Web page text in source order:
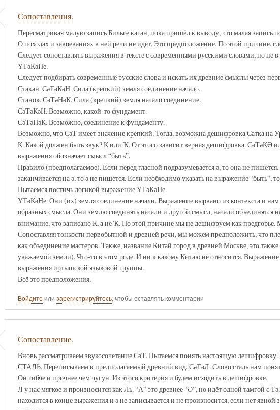
Сопоставления.
Пересматривая малую запись Бильге каган, пока пришёл к выводу, что малая запись
О походах и завоеваниях в ней речи не идёт. Это предположение. По этой причине,
Следует сопоставлять выражения в тексте с современными русскими словами, но не
ҮТәКәНе.
Следует подбирать современные русские слова и искать их древние смыслы через
Стакан. СәТәКәН. Сила (крепкий) земля соединение начало.
Станок. СәТәНәК. Сила (крепкий) земля начало соединение.
СәТәКәН. Возможно, какой-то фундамент.
СәТәНәК. Возможно, соединение к фундаменту.
Возможно, что СәТ имеет значение крепкий. Тогда, возможна дешифровка Сатка на
К. Какой должен быть звук? К или Ҡ. От этого зависит верная дешифровка. СәТәКӘ
выражения обозначает смысл “быть”.
Правило (предполагаемое). Если перед гласной подразумевается ә, то она не
заканчивается на ә, то ә не пишется. Если необходимо указать на выражение “быть”,
Пытаемся постичь логикой выражение ҮТәКәНе.
ҮТәКәНе. Они (их) земля соединение начали. Выражение вырвано из контекста и
образных смысла. Они землю соединять начали и другой смысл, начали объединятся
внимание, что записано К, а не Ҡ. По этой причине мы не дешифруем как
Сопоставляя тонкости первобытной и древней речи, мы можем предположить, что
как объединение мастеров. Также, название Китай город в древней Москве, это
уважаемой земли). Что-то в этом роде. И ни к какому Китаю не относится.
выражения иртышской языковой группы.
Всё это предположения.
Войдите или зарегистрируйтесь, чтобы оставлять комментарии
Сопоставление.
Вновь рассматриваем звукосочетание СәТ. Пытаемся понять настоящую
СТАЛЬ. Переписываем в предполагаемый древний вид. СәТәЛ. Слово сталь нам
Он гибче и прочнее чем чугун. Из этого критерия и будем исходить в дешифровке.
Л у нас мягкое и произносится как Ль. “А” это древнее “Ә”, но идёт одной тамгой с
находится в конце выражения и ә не записывается и не произносится, если нет